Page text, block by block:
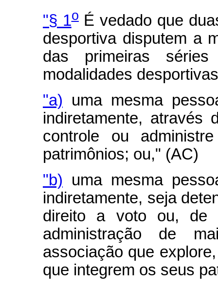
"§ 1oÉ vedado que
desportiva disputem a
das primeiras
modalidades
"a) uma mesma
indiretamente, através
controle ou
patrimônios; ou," (AC)
"b) uma mesma
indiretamente, seja
direito a voto ou, de
administração de
associação que
que integrem os seus